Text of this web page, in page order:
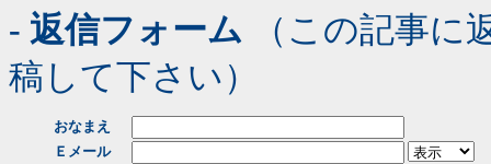
- 返信フォーム （この記事に
稿して下さい）
おなまえ
Ｅメール